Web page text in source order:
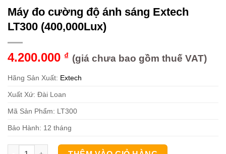
Máy đo cường độ ánh sáng Extech
LT300 (400,000Lux)
4.200.000 ₫ (giá chưa bao gồm thuế VAT)
Hãng Sản Xuất: Extech
Xuất Xứ: Đài Loan
Mã Sản Phẩm: LT300
Bảo Hành: 12 tháng
Máy đo cường độ ánh sáng Extech LT300 (400,000Lux) số